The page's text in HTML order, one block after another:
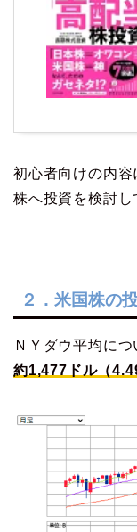
初心者向けの内
株へ投資を検討し
２．米国株の
ＮＹダウ平均につ
約1,477ドル（